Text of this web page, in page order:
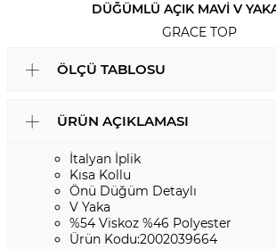
DÜĞÜMLÜ AÇIK MAVI V
GRACE TOP
ÖLÇÜ TABLOSU
ÜRÜN AÇIKLAMASI
İtalyan İplik
Kısa Kollu
Önü Düğüm Detaylı
V Yaka
%54 Viskoz %46 Polyester
Ürün Kodu:2002039664